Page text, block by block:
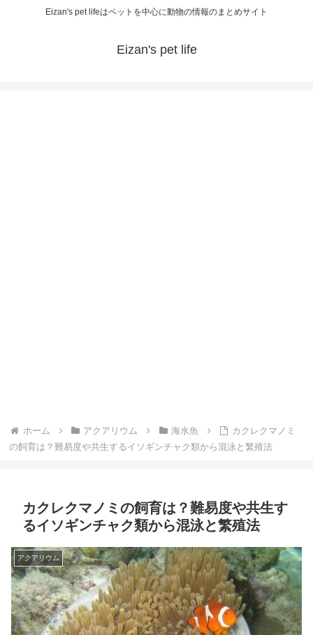
Eizan's pet lifeはペットを中心に動物の情報のまとめサイト
Eizan's pet life
ホーム アクアリウム 海水魚
カクレクマノミ
の飼育は？難易度や共生するイソギンチャク類から混泳と繁殖法
カクレクマノミの飼育は？難易度や共生す
るイソギンチャク類から混泳と繁殖法
アクアリウム